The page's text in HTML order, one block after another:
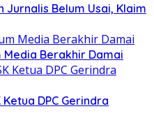
Jurnalis Belum Usai, Klaim
Media Berakhir Damai
DPC Gerindra